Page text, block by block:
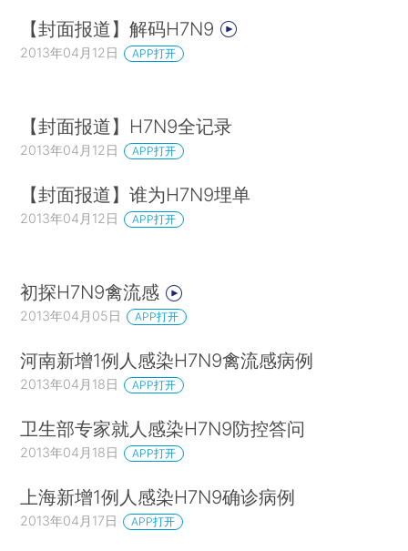
【封面报道】解码H7N9
2013年04月12日 APP打开
【封面报道】H7N9全记录
2013年04月12日 APP打开
【封面报道】谁为H7N9埋单
2013年04月12日 APP打开
初探H7N9禽流感
2013年04月05日 APP打开
河南新增1例人感染H7N9禽流感病例
2013年04月18日 APP打开
卫生部专家就人感染H7N9防控答问
2013年04月18日 APP打开
上海新增1例人感染H7N9确诊病例
2013年04月17日 APP打开